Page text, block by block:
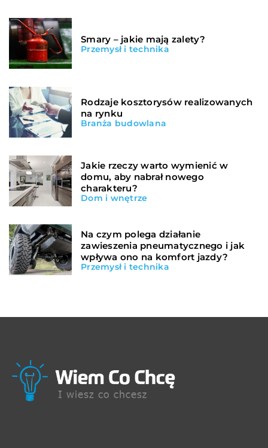
Smary – jakie mają zalety?
Przemysł i technika
Rodzaje kosztorysów realizowanych
na rynku
Branża budowlana
Jakie rzeczy warto wymienić w
domu, aby nabrał nowego
charakteru?
Dom i wnętrze
Na czym polega działanie
zawieszenia pneumatycznego i jak
wpływa ono na komfort jazdy?
Przemysł i technika